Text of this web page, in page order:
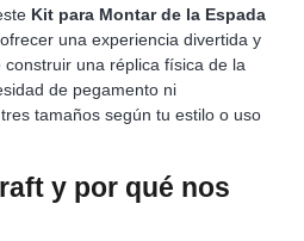
Kit para Montar de la Espada
ofrecer una experiencia divertida y
una réplica física de la
de pegamento ni
tamaños según tu estilo o uso
y por qué nos